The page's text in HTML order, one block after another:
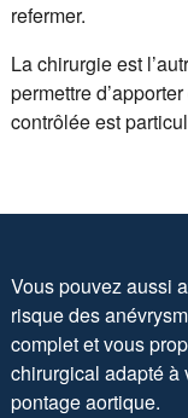
refermer.
La chirurgie est
permettre
contrôlée est
Vous pouvez aussi
risque des
complet et vous
chirurgical adapté à
pontage aortique.